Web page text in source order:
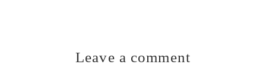
Leave a comment